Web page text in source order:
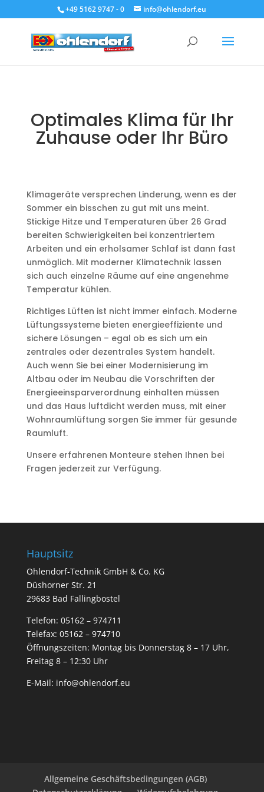
+49 5162 9747 - 0 info@ohlendorf.eu
Optimales Klima für Ihr
Zuhause oder Ihr Büro
Klimageräte versprechen Linderung, wenn es der
Sommer ein bisschen zu gut mit uns meint.
Stickige Hitze und Temperaturen über 26 Grad
bereiten Schwierigkeiten bei konzentriertem
Arbeiten und ein erholsamer Schlaf ist dann fast
unmöglich. Mit moderner Klimatechnik lassen
sich auch einzelne Räume auf eine angenehme
Temperatur kühlen.
Richtiges Lüften ist nicht immer einfach. Moderne
Lüftungssysteme bieten energieeffiziente und
sichere Lösungen – egal ob es sich um ein
zentrales oder dezentrales System handelt.
Auch wenn Sie bei einer Modernisierung im
Altbau oder im Neubau die Vorschriften der
Energieeinsparverordnung einhalten müssen
und das Haus luftdicht werden muss, mit einer
Wohnraumlüftung sorgen Sie immer für gesunde
Raumluft.
Unsere erfahrenen Monteure stehen Ihnen bei
Fragen jederzeit zur Verfügung.
Hauptsitz
Ohlendorf-Technik GmbH & Co. KG
Düshorner Str. 21
29683 Bad Fallingbostel
Telefon: 05162 – 974711
Telefax: 05162 – 974710
Öffnungszeiten: Montag bis Donnerstag 8 – 17 Uhr,
Freitag 8 – 12:30 Uhr
E-Mail: info@ohlendorf.eu
Allgemeine Geschäftsbedingungen (AGB)